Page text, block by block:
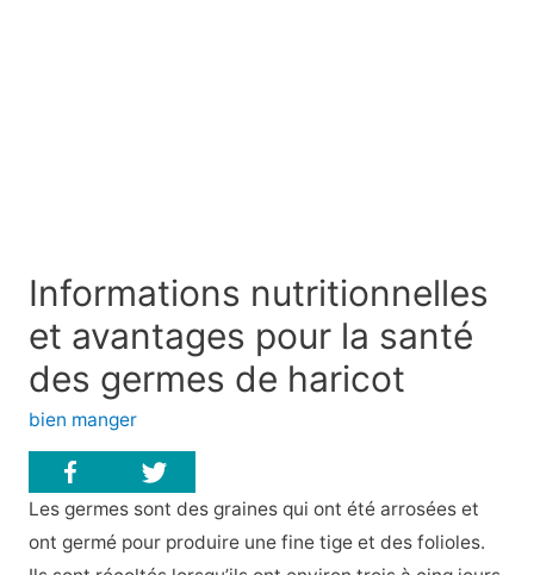
Informations nutritionnelles
et avantages pour la santé
des germes de haricot
bien manger
Les germes sont des graines qui ont été arrosées et
ont germé pour produire une fine tige et des folioles.